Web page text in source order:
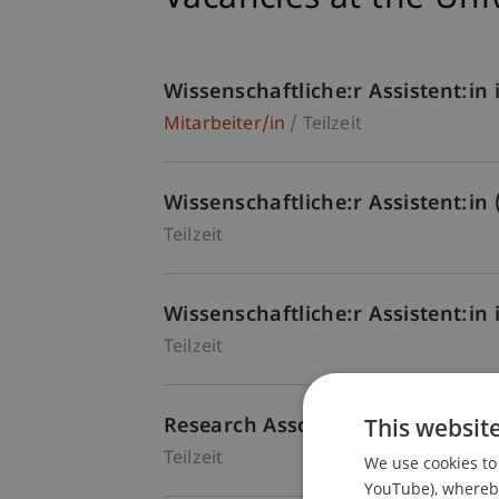
Wissenschaftliche:r Assistent:in
Mitarbeiter/in Teilzeit
Wissenschaftliche:r
Teilzeit
Wissenschaftliche:r
Teilzeit
Research Associate (Postdoc)
Teilzeit
This
We use cookies
YouTube),